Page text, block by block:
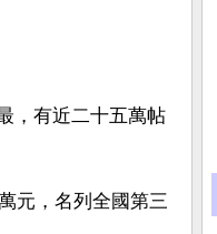
，有近二十五萬帖
元，名列全國第三